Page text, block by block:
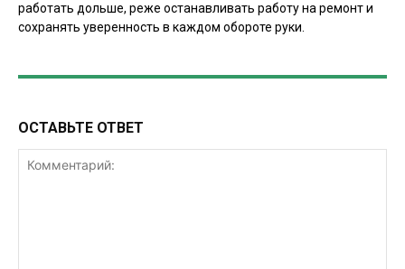
работать дольше, реже останавливать работу на ремонт и
сохранять уверенность в каждом обороте руки.
ОСТАВЬТЕ ОТВЕТ